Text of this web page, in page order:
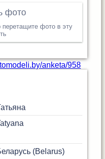
фото
фото в эту
anketa/958
(Belarus)